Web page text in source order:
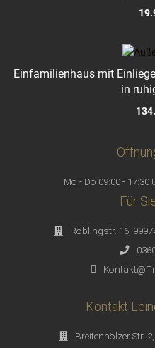
Einfamilienhaus mit
in
Mo - Do 09:00 - 17:30
Für
Röblingstr. 16,
Kontakt
Breitenhölzer Str.